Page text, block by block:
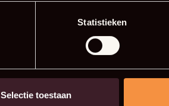
Statistieken
Selectie toestaan